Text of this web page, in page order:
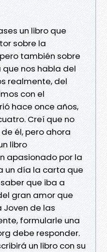
un libro que
sobre la
también sobre
que nos habla del
realmente, del
con el
hace once años,
Creí que no
él, pero ahora
libro
apasionado por la
un día la carta que
que iba a
gran amor que
Joven de las
formularle una
debe responder.
un libro con su